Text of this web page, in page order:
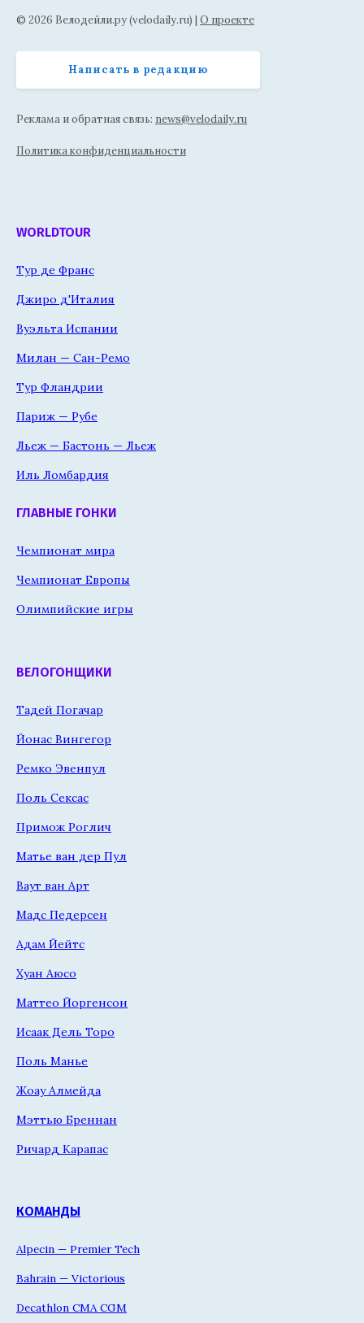
© 2026 Велодейли.ру (velodaily.ru) | О проекте
Написать в редакцию
Реклама и обратная связь: news@velodaily.ru
Политика конфиденциальности
WORLDTOUR
Тур де Франс
Джиро д'Италия
Вуэльта Испании
Милан — Сан-Ремо
Тур Фландрии
Париж — Рубе
Льеж — Бастонь — Льеж
Иль Ломбардия
ГЛАВНЫЕ ГОНКИ
Чемпионат мира
Чемпионат Европы
Олимпийские игры
ВЕЛОГОНЩИКИ
Тадей Погачар
Йонас Вингегор
Ремко Эвенпул
Поль Сексас
Примож Роглич
Матье ван дер Пул
Ваут ван Арт
Мадс Педерсен
Адам Йейтс
Хуан Аюсо
Маттео Йоргенсон
Исаак Дель Торо
Поль Манье
Жоау Алмейда
Мэттью Бреннан
Ричард Карапас
КОМАНДЫ
Alpecin — Premier Tech
Bahrain — Victorious
Decathlon CMA CGM